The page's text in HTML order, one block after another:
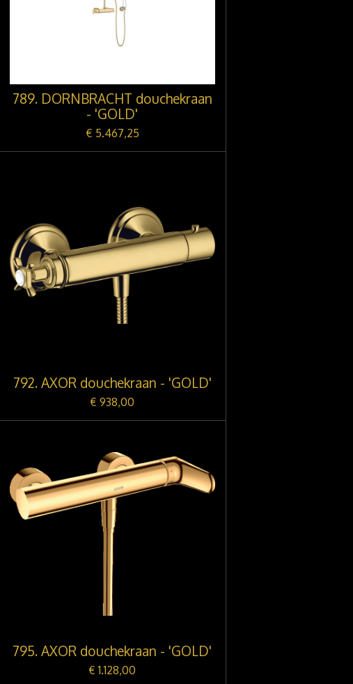
789. DORNBRACHT douchekraan
- 'GOLD'
€ 5.467,25
792. AXOR douchekraan - 'GOLD'
€ 938,00
795. AXOR douchekraan - 'GOLD'
€ 1.128,00